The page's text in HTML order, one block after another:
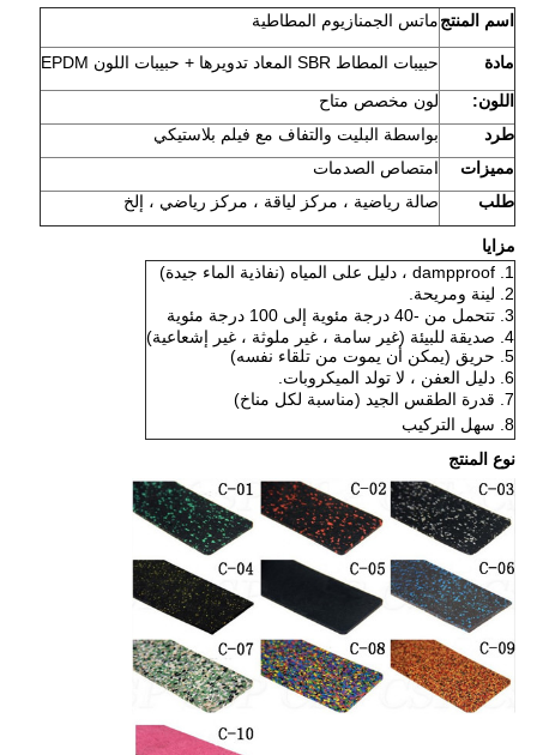
اسم المنتجماتس الجمنازيوم المطاطية
مادة
حبيبات المطاط SBR المعاد تدويرها + حبيبات اللون EPDM
اللون:
لون مخصص متاح
طرد
بواسطة البليت والتفاف مع فيلم بلاستيكي
مميزات
امتصاص الصدمات
طلب
صالة رياضية ، مركز لياقة ، مركز رياضي ، إلخ
مزايا
1. dampproof ، دليل على المياه (نفاذية الماء جيدة)
2. لينة ومريحة.
3. تتحمل من -40 درجة مئوية إلى 100 درجة مئوية
4. صديقة للبيئة (غير سامة ، غير ملوثة ، غير إشعاعية)
5. حريق
(يمكن أن يموت من تلقاء نفسه)
6. دليل العفن ، لا تولد الميكروبات.
7. قدرة الطقس الجيد (مناسبة لكل مناخ)
8. سهل التركيب
نوع المنتج